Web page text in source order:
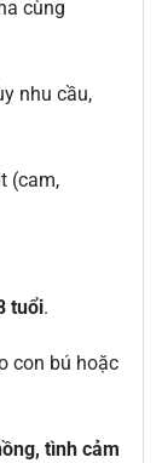
cùng
nhu cầu,
(cam,
tuổi.
con bú hoặc
tình cảm